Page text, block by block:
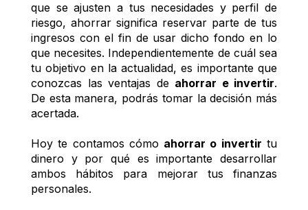
que se ajusten a tus necesidades y perfil de
riesgo, ahorrar significa reservar parte de tus
ingresos con el fin de usar dicho fondo en lo
que necesites. Independientemente de cuál sea
tu objetivo en la actualidad, es importante que
conozcas las ventajas de ahorrar e invertir.
De esta manera, podrás tomar la decisión más
acertada.
Hoy te contamos cómo ahorrar o invertir tu
dinero y por qué es importante desarrollar
ambos hábitos para mejorar tus finanzas
personales.